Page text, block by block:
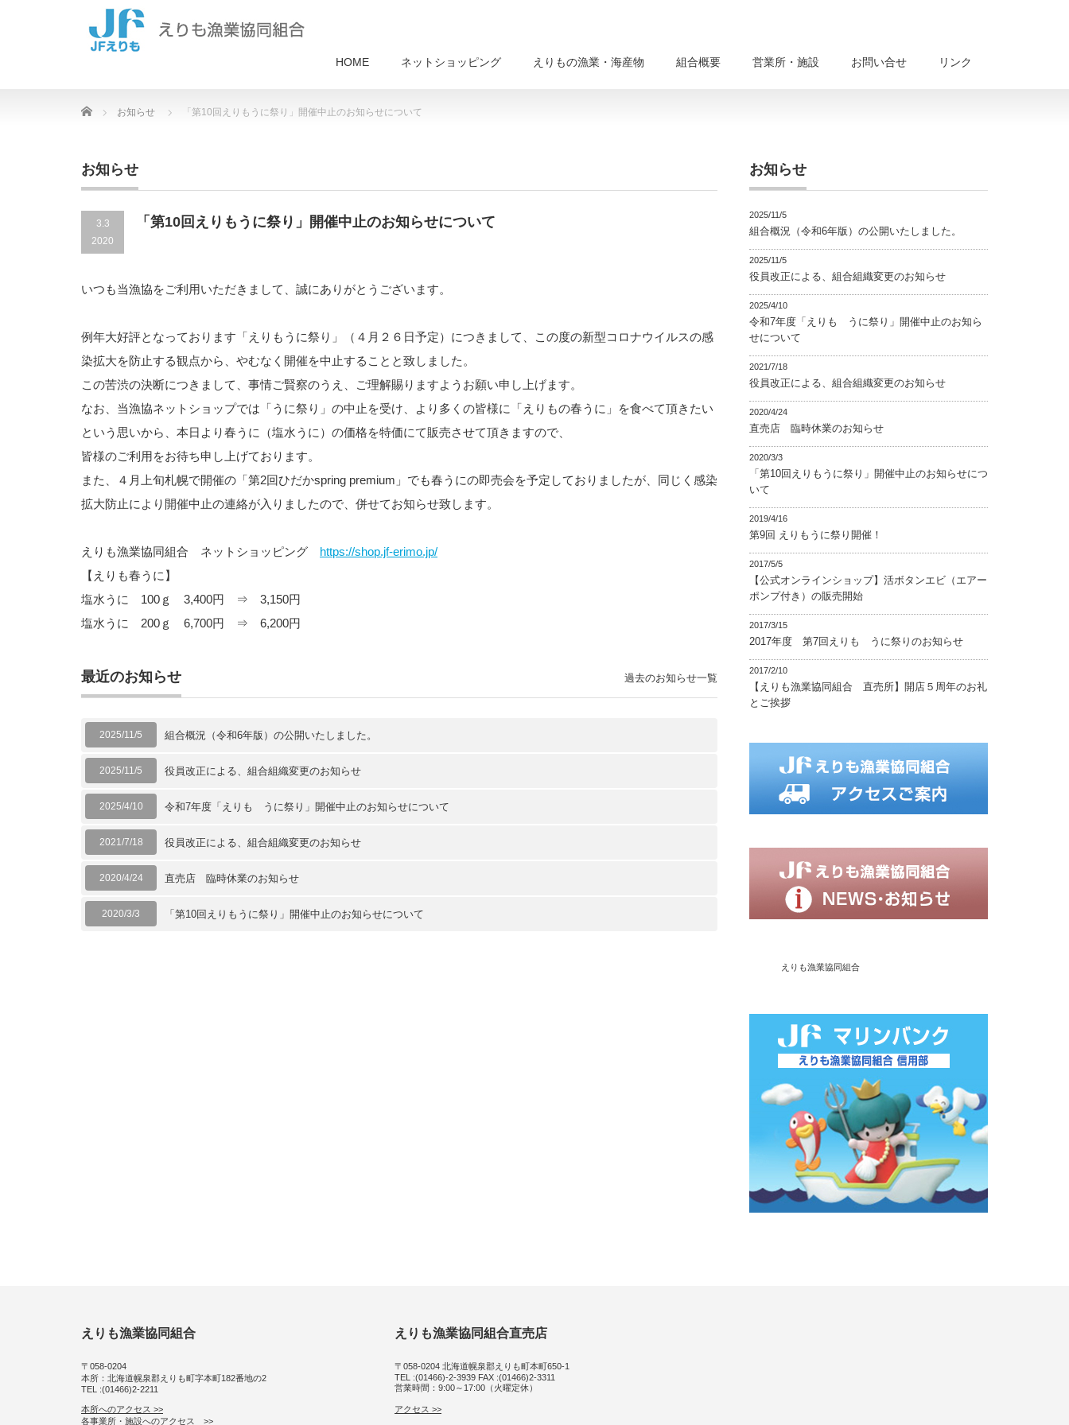
HOME ネットショッピング えりもの漁業・海産物 組合概要 営業所・施設 お問い合せ リンク
Home お知らせ 「第10回えりもうに祭り」開催中止のお知らせについて
お知らせ
3.3
2020
「第10回えりもうに祭り」開催中止のお知らせについて
いつも当漁協をご利用いただきまして、誠にありがとうございます。
例年大好評となっております「えりもうに祭り」（４月２６日予定）につきまして、この度の新型コロナウイルスの感
染拡大を防止する観点から、やむなく開催を中止することと致しました。
この苦渋の決断につきまして、事情ご賢察のうえ、ご理解賜りますようお願い申し上げます。
なお、当漁協ネットショップでは「うに祭り」の中止を受け、より多くの皆様に「えりもの春うに」を食べて頂きたい
という思いから、本日より春うに（塩水うに）の価格を特価にて販売させて頂きますので、
皆様のご利用をお待ち申し上げております。
また、４月上旬札幌で開催の「第2回ひだかspring premium」でも春うにの即売会を予定しておりましたが、同じく感染
拡大防止により開催中止の連絡が入りましたので、併せてお知らせ致します。
えりも漁業協同組合 ネットショッピング https://shop.jf-erimo.jp/
【えりも春うに】
塩水うに 100ｇ 3,400円 ⇒ 3,150円
塩水うに 200ｇ 6,700円 ⇒ 6,200円
最近のお知らせ
2025/11/5 組合概況（令和6年版）の公開いたしました。
2025/11/5 役員改正による、組合組織変更のお知らせ
2025/4/10 令和7年度「えりも うに祭り」開催中止のお知らせについて
2021/7/18 役員改正による、組合組織変更のお知らせ
2020/4/24 直売店 臨時休業のお知らせ
2020/3/3 「第10回えりもうに祭り」開催中止のお知らせについて
過去のお知らせ一覧
お知らせ
2025/11/5
組合概況（令和6年版）の公開いたしました。
2025/11/5
役員改正による、組合組織変更のお知らせ
2025/4/10
令和7年度「えりも うに祭り」開催中止のお知ら
せについて
2021/7/18
役員改正による、組合組織変更のお知らせ
2020/4/24
直売店 臨時休業のお知らせ
2020/3/3
「第10回えりもうに祭り」開催中止のお知らせにつ
いて
2019/4/16
第9回 えりもうに祭り開催！
2017/5/5
【公式オンラインショップ】活ボタンエビ（エアー
ポンプ付き）の販売開始
2017/3/15
2017年度 第7回えりも うに祭りのお知らせ
2017/2/10
【えりも漁業協同組合 直売所】開店５周年のお礼
とご挨拶
えりも漁業協同組合
えりも漁業協同組合
〒058-0204
本所：北海道幌泉郡えりも町字本町182番地の2
TEL :(01466)2-2211
本所へのアクセス >>
各事業所・施設へのアクセス >>
えりも漁業協同組合直売店
〒058-0204 北海道幌泉郡えりも町本町650-1
TEL :(01466)-2-3939 FAX :(01466)2-3311
営業時間：9:00～17:00（火曜定休）
アクセス >>